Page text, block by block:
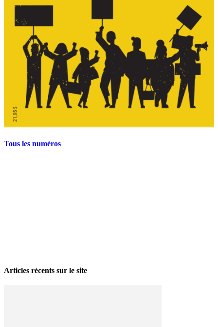
Tous les numéros
Articles récents sur le site